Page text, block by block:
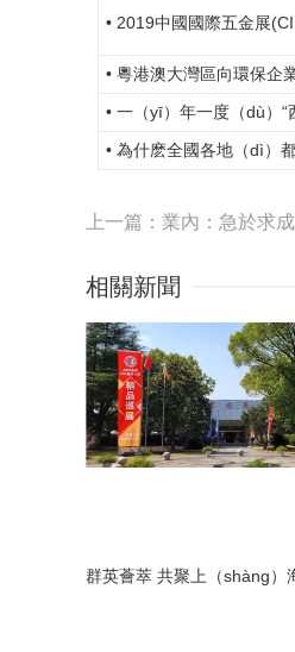
• 2019中國國際五金展
• 粵港澳大灣區向環保企
• 一（yī）年一度（dù）
• 為什麽全國各地（dì）
上一篇：業內：急於求
相關新聞